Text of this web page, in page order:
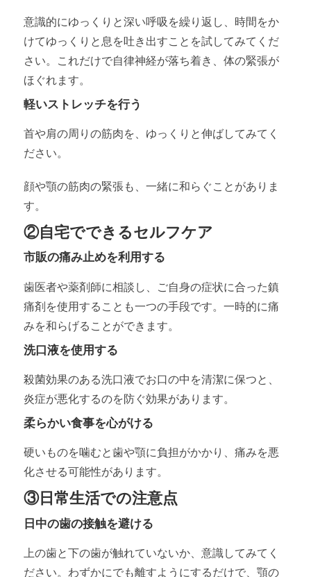
意識的にゆっくりと深い呼吸を繰り返し、時間をか
けてゆっくりと息を吐き出すことを試してみてくだ
さい。これだけで自律神経が落ち着き、体の緊張が
ほぐれます。
軽いストレッチを行う
首や肩の周りの筋肉を、ゆっくりと伸ばしてみてく
ださい。
顔や顎の筋肉の緊張も、一緒に和らぐことがありま
す。
②自宅でできるセルフケア
市販の痛み止めを利用する
歯医者や薬剤師に相談し、ご自身の症状に合った鎮
痛剤を使用することも一つの手段です。一時的に痛
みを和らげることができます。
洗口液を使用する
殺菌効果のある洗口液でお口の中を清潔に保つと、
炎症が悪化するのを防ぐ効果があります。
柔らかい食事を心がける
硬いものを噛むと歯や顎に負担がかかり、痛みを悪
化させる可能性があります。
③日常生活での注意点
日中の歯の接触を避ける
上の歯と下の歯が触れていないか、意識してみてく
ださい。わずかにでも離すようにするだけで、顎の